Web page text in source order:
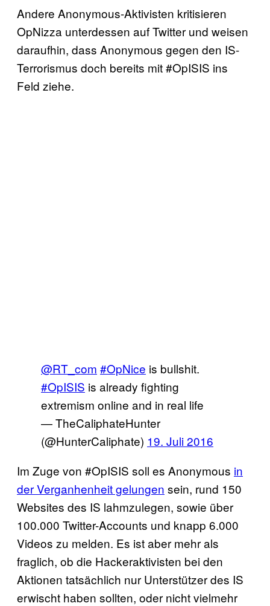
Andere Anonymous-Aktivisten kritisieren
OpNizza unterdessen auf Twitter und weisen
daraufhin, dass Anonymous gegen den IS-
Terrorismus doch bereits mit #OpISIS ins
Feld ziehe.
@RT_com #OpNice is bullshit.
#OpISIS is already fighting
extremism online and in real life
— TheCaliphateHunter
(@HunterCaliphate) 19. Juli 2016
Im Zuge von #OpISIS soll es Anonymous in
der Verganhenheit gelungen sein, rund 150
Websites des IS lahmzulegen, sowie über
100.000 Twitter-Accounts und knapp 6.000
Videos zu melden. Es ist aber mehr als
fraglich, ob die Hackeraktivisten bei den
Aktionen tatsächlich nur Unterstützer des IS
erwischt haben sollten, oder nicht vielmehr